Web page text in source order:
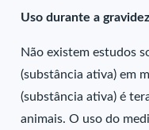
Uso durante a gravidez
Não existem estudos
(substância ativa) em
(substância ativa) é
animais. O uso do